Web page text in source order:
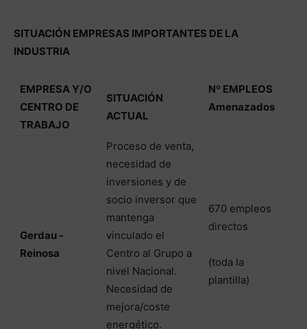
SITUACIÓN EMPRESAS IMPORTANTES DE LA
INDUSTRIA
EMPRESA Y/O
CENTRO DE
TRABAJO
SITUACIÓN
ACTUAL
Nº EMPLEOS
Amenazados
Gerdau -
Reinosa
Proceso de venta,
necesidad de
inversiones y de
socio inversor que
mantenga
vinculado el
Centro al Grupo a
nivel Nacional.
Necesidad de
mejora/coste
energético.
670 empleos
directos
(toda la
plantilla)